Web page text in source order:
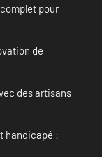
pour
de
des artisans
handicapé :